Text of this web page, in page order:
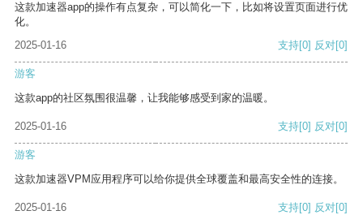
这款加速器app的操作有点复杂，可以简化一下，比如将设置页面进行优
化。
2025-01-16
支持[0] 反对[0]
游客
这款app的社区氛围很温馨，让我能够感受到家的温暖。
2025-01-16 支持[0] 反对[0]
游客
这款加速器VPM应用程序可以给你提供全球覆盖和最高安全性的连接。
2025-01-16 支持[0] 反对[0]